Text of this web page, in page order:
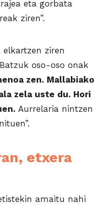
eta gorbata
ziren”.
ziren
oso-oso onak
zen. Mallabiako
zela uste du. Hori
Aurrelaria nintzen
etxera
amaitu nahi